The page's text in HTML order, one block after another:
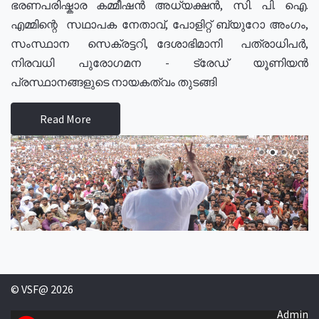
ഭരണപരിഷ്കാര കമ്മീഷൻ അധ്യക്ഷൻ, സി. പി. ഐ.
എമ്മിന്റെ സഥാപക നേതാവ്, പോളിറ്റ് ബ്യുറോ അംഗം,
സംസ്ഥാന സെക്രട്ടറി, ദേശാഭിമാനി പത്രാധിപർ,
നിരവധി പുരോഗമന - ട്രേഡ് യൂണിയൻ
പ്രസ്ഥാനങ്ങളുടെ നായകത്വം തുടങ്ങി
Read More
© VSF@ 2026
Admin